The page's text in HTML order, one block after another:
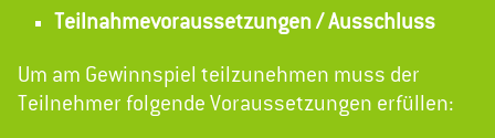
Teilnahmevoraussetzungen / Ausschluss
Um am Gewinnspiel teilzunehmen muss der
Teilnehmer folgende Voraussetzungen erfüllen: